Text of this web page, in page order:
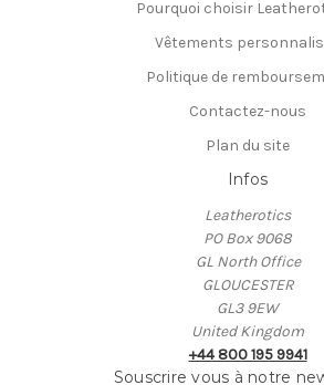
Pourquoi choisir
Vêtements
Politique de
Contactez-nous
Plan du site
Infos
Leatherotics
PO Box 9068
GL North Office
GLOUCESTER
GL3 9EW
United Kingdom
+44 800 195 9941
Souscrire vous à notre